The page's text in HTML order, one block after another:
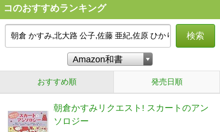
コのおすすめランキング
検索
おすすめ順 発売日順
朝倉かすみリクエスト! スカートのアン
ソロジー